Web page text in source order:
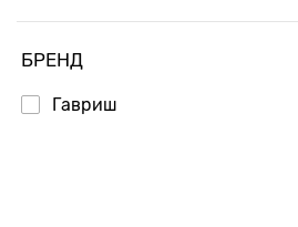
БРЕНД
Гавриш